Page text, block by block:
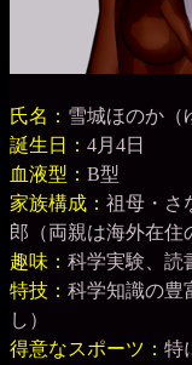
氏名： 雪城ほのか（
誕生日： 4月4日
血液型： B型
家族構成： 祖母・さ
郎（両親は海外在住
趣味： 科学実験、読
特技： 科学知識の豊
し）
得意なスポーツ： 特